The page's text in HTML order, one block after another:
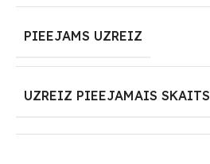
PIEEJAMS UZREIZ
UZREIZ PIEEJAMAIS SKAITS